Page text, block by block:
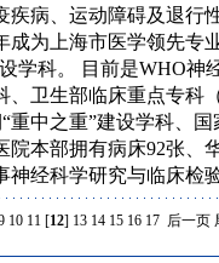
疾病、运动障碍及退行
成为上海市医学领先专
学科。 目前是WHO
、卫生部临床重点专科
重中之重”建设学科、
院本部拥有病床92张、
神经科学研究与临床检
10 11 [12] 13 14 15 16 17 后一页